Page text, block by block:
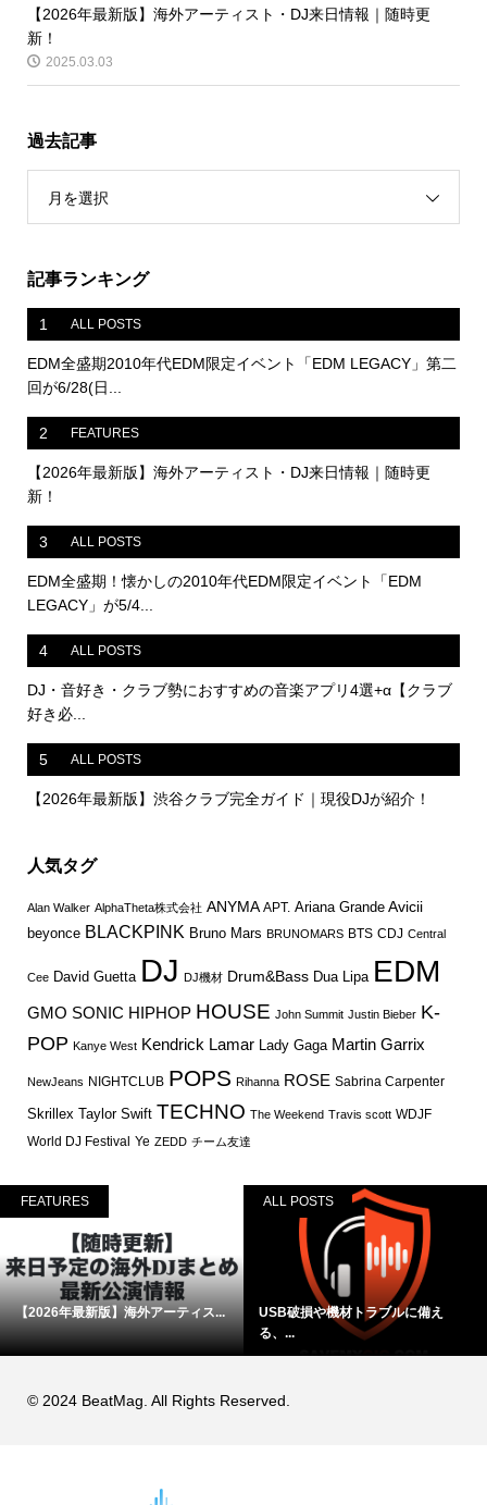
【2026年最新版】海外アーティスト・DJ来日情報｜随時更
新！
2025.03.03
過去記事
月を選択
記事ランキング
1 ALL POSTS
EDM全盛期2010年代EDM限定イベント「EDM LEGACY」第二
回が6/28(日...
2 FEATURES
【2026年最新版】海外アーティスト・DJ来日情報｜随時更
新！
3 ALL POSTS
EDM全盛期！懐かしの2010年代EDM限定イベント「EDM
LEGACY」が5/4...
4 ALL POSTS
DJ・音好き・クラブ勢におすすめの音楽アプリ4選+α【クラブ
好き必...
5 ALL POSTS
【2026年最新版】渋谷クラブ完全ガイド｜現役DJが紹介！
人気タグ
Alan Walker AlphaTheta株式会社 ANYMA APT. Ariana Grande Avicii
beyonce BLACKPINK Bruno Mars BRUNOMARS BTS CDJ Central
Cee David Guetta DJ DJ機材 Drum&Bass Dua Lipa EDM
GMO SONIC HIPHOP HOUSE John Summit Justin Bieber K-
POP Kanye West Kendrick Lamar Lady Gaga Martin Garrix
NewJeans NIGHTCLUB POPS Rihanna ROSE Sabrina Carpenter
Skrillex Taylor Swift TECHNO The Weekend Travis scott WDJF
World DJ Festival Ye ZEDD チーム友達
FEATURES
【2026年最新版】海外アーティス...
ALL POSTS
USB破損や機材トラブルに備え
る、...
© 2024 BeatMag. All Rights Reserved.